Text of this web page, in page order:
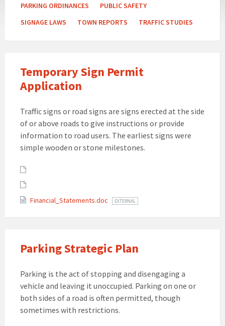
PARKING ORDINANCES
PUBLIC SAFETY
SIGNAGE LAWS
TOWN REPORTS TRAFFIC STUDIES
Temporary Sign Permit
Application
Traffic signs or road signs are signs erected at the side
of or above roads to give instructions or provide
information to road users. The earliest signs were
simple wooden or stone milestones.
Attachments
Financial_Statements.doc EXTERNAL
Parking Strategic Plan
Parking is the act of stopping and disengaging a
vehicle and leaving it unoccupied. Parking on one or
both sides of a road is often permitted, though
sometimes with restrictions.